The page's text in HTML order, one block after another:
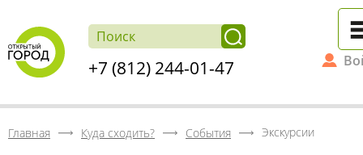
+7 (812) 244-01-47
Главная Куда сходить? События Экскурсии